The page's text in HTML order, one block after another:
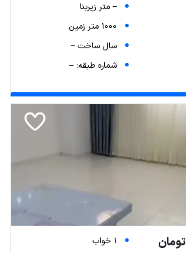
-- متر زیربنا
1000 متر زمین
سال ساخت --
شماره طبقه: --
1 خواب